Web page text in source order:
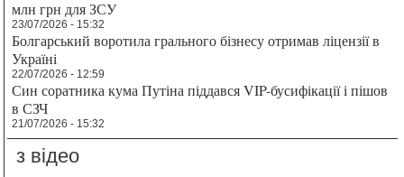
млн грн для ЗСУ
23/07/2026 - 15:32
Болгарський воротила грального бізнесу отримав ліцензії в
Україні
22/07/2026 - 12:59
Син соратника кума Путіна піддався VIP-бусифікації і пішов
в СЗЧ
21/07/2026 - 15:32
з відео